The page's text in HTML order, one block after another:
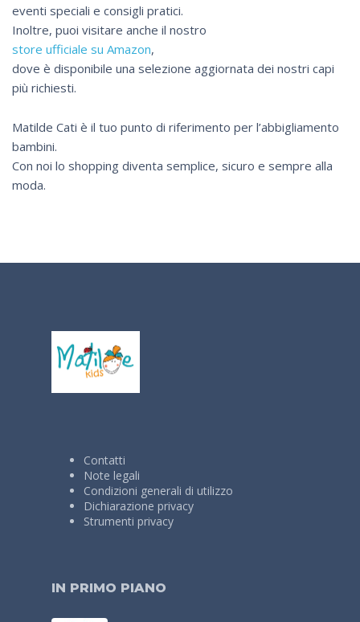
eventi speciali e consigli pratici.
Inoltre, puoi visitare anche il nostro
store ufficiale su Amazon,
dove è disponibile una selezione aggiornata dei nostri capi
più richiesti.
Matilde Cati è il tuo punto di riferimento per l’abbigliamento
bambini.
Con noi lo shopping diventa semplice, sicuro e sempre alla
moda.
Contatti
Note legali
Condizioni generali di utilizzo
Dichiarazione privacy
Strumenti privacy
IN PRIMO PIANO